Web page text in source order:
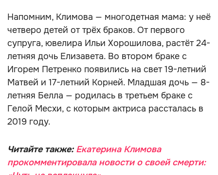
Напомним, Климова — многодетная мама: у неё
четверо детей от трёх браков. От первого
супруга, ювелира Ильи Хорошилова, растёт 24-
летняя дочь Елизавета. Во втором браке с
Игорем Петренко появились на свет 19-летний
Матвей и 17-летний Корней. Младшая дочь — 8-
летняя Белла — родилась в третьем браке с
Гелой Месхи, с которым актриса рассталась в
2019 году.
Читайте также: Екатерина Климова
прокомментировала новости о своей смерти: